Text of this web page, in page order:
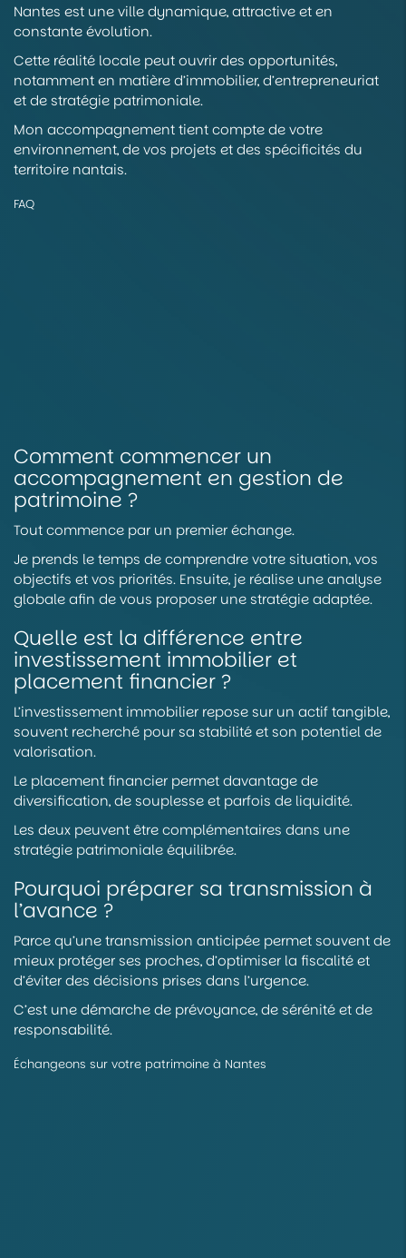
Nantes est une ville dynamique, attractive et en
constante évolution.
Cette réalité locale peut ouvrir des opportunités,
notamment en matière d’immobilier, d’entrepreneuriat
et de stratégie patrimoniale.
Mon accompagnement tient compte de votre
environnement, de vos projets et des spécificités du
territoire nantais.
FAQ
Comment commencer un
accompagnement en gestion de
patrimoine ?
Tout commence par un premier échange.
Je prends le temps de comprendre votre situation, vos
objectifs et vos priorités. Ensuite, je réalise une analyse
globale afin de vous proposer une stratégie adaptée.
Quelle est la différence entre
investissement immobilier et
placement financier ?
L’investissement immobilier repose sur un actif tangible,
souvent recherché pour sa stabilité et son potentiel de
valorisation.
Le placement financier permet davantage de
diversification, de souplesse et parfois de liquidité.
Les deux peuvent être complémentaires dans une
stratégie patrimoniale équilibrée.
Pourquoi préparer sa transmission à
l’avance ?
Parce qu’une transmission anticipée permet souvent de
mieux protéger ses proches, d’optimiser la fiscalité et
d’éviter des décisions prises dans l’urgence.
C’est une démarche de prévoyance, de sérénité et de
responsabilité.
Échangeons sur votre patrimoine à Nantes